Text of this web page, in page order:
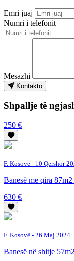
Emri juaj
Numri i telefonit
Mesazhi
Kontakto
Shpallje të
250 €
F. Kosovë - 10 Qershor
Banesë me qira
630 €
F. Kosovë - 26 Maj 2024
Banesë në shitje